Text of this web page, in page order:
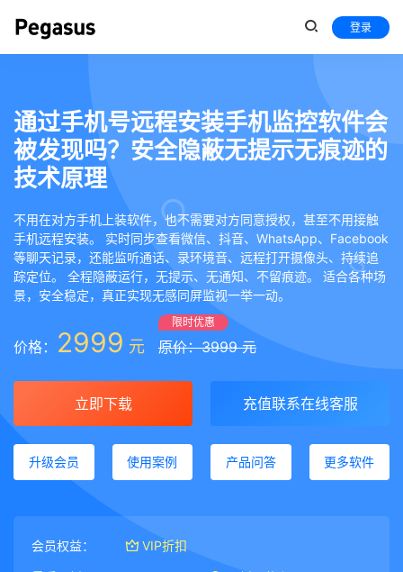
登录
通过手机号远程安装手机监控软件会
被发现吗？安全隐蔽无提示无痕迹的
技术原理
不用在对方手机上装软件，也不需要对方同意授权，甚至不用接触
手机远程安装。 实时同步查看微信、抖音、WhatsApp、Facebook
等聊天记录，还能监听通话、录环境音、远程打开摄像头、持续追
踪定位。 全程隐蔽运行，无提示、无通知、不留痕迹。 适合各种场
景，安全稳定，真正实现无感同屏监视一举一动。
价格： 2999 元
限时优惠
原价：3999 元
立即下载 充值联系在线客服
升级会员 使用案例 产品问答 更多软件
会员权益： VIP折扣